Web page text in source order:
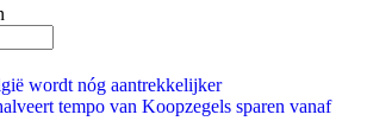
wordt nóg aantrekkelijker
tempo van Koopzegels sparen vanaf